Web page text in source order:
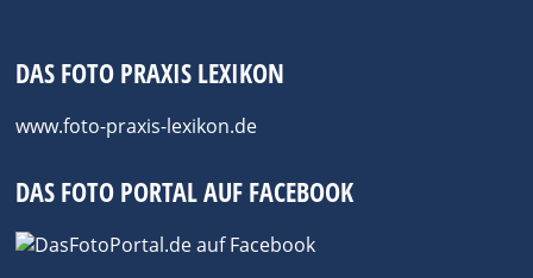
DAS FOTO PRAXIS LEXIKON
www.foto-praxis-lexikon.de
DAS FOTO PORTAL AUF FACEBOOK